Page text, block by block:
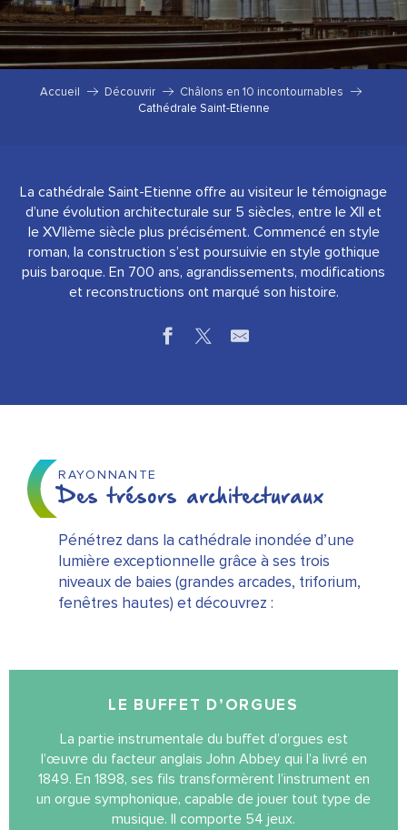
Accueil Découvrir
Châlons en 10 incontournables
Cathédrale Saint-Etienne
La cathédrale Saint-Etienne offre au visiteur le témoignage
d’une évolution architecturale sur 5 siècles, entre le XII et
le XVIIème siècle plus précisément. Commencé en style
roman, la construction s’est poursuivie en style gothique
puis baroque. En 700 ans, agrandissements, modifications
et reconstructions ont marqué son histoire.
RAYONNANTE
Des trésors architecturaux
Pénétrez dans la cathédrale inondée d’une
lumière exceptionnelle grâce à ses trois
niveaux de baies (grandes arcades, triforium,
fenêtres hautes) et découvrez :
LE BUFFET D’ORGUES
La partie instrumentale du buffet d’orgues est
l’œuvre du facteur anglais John Abbey qui l’a livré en
1849. En 1898, ses fils transformèrent l’instrument en
un orgue symphonique, capable de jouer tout type de
musique. Il comporte 54 jeux.